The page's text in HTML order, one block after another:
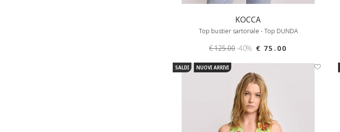
KOCCA
Top bustier sartoriale - Top DUNDA
€ 125.00-40% € 75.00
SALDI NUOVI ARRIVI